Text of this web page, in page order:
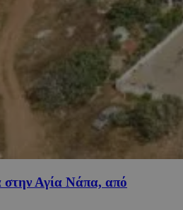
στην Αγία Νάπα, από